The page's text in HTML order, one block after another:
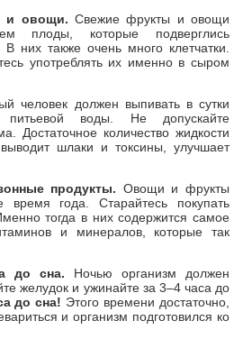
и овощи. Свежие фрукты и овощи
плоды, которые подверглись
них также очень много клетчатки.
употреблять их именно в сыром
человек должен выпивать в сутки
воды. Не допускайте
Достаточное количество жидкости
шлаки и токсины, улучшает
продукты. Овощи и фрукты
время года. Старайтесь покупать
тогда в них содержится самое
и минералов, которые так
до сна. Ночью организм должен
желудок и ужинайте за 3–4 часа до
до сна! Этого времени достаточно,
и организм подготовился ко